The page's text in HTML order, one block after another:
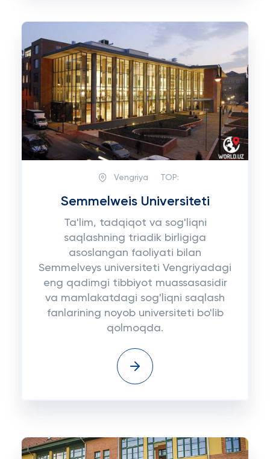
Vengriya TOP:
Semmelweis Universiteti
Ta'lim, tadqiqot va sog'liqni
saqlashning triadik birligiga
asoslangan faoliyati bilan
Semmelveys universiteti Vengriyadagi
eng qadimgi tibbiyot muassasasidir
va mamlakatdagi sog'liqni saqlash
fanlarining noyob universiteti bo'lib
qolmoqda.